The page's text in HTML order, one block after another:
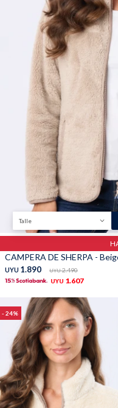
Talle
CAMPERA DE SHERPA -
UYU 1.890 UYU 2.490
UYU 1.607
24